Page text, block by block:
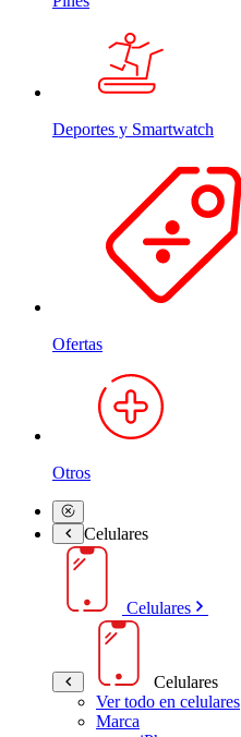
Deportes y Smartwatch
Ofertas
Otros
Celulares
Celulares
Celulares
Ver todo en celulares
Marca